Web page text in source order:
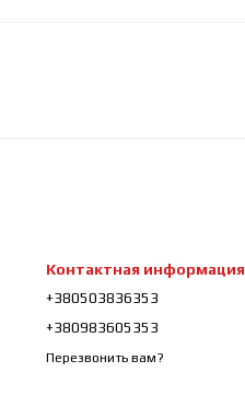
Контактная информация
+380503836353
+380983605353
Перезвонить вам?